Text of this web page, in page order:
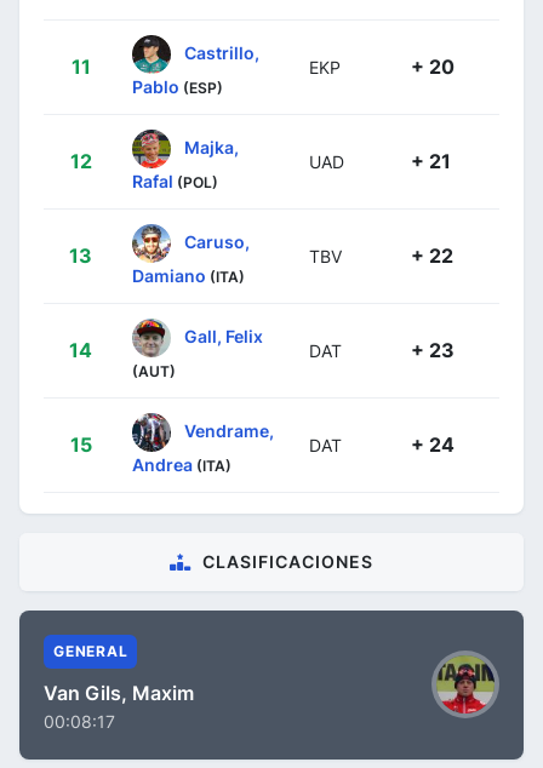
11
Castrillo,
Pablo (ESP)
EKP + 20
12
Majka,
Rafal (POL)
UAD + 21
13
Caruso,
Damiano (ITA)
TBV + 22
14
Gall, Felix
(AUT)
DAT + 23
15
Vendrame,
Andrea (ITA)
DAT + 24
CLASIFICACIONES
GENERAL
Van Gils, Maxim
00:08:17